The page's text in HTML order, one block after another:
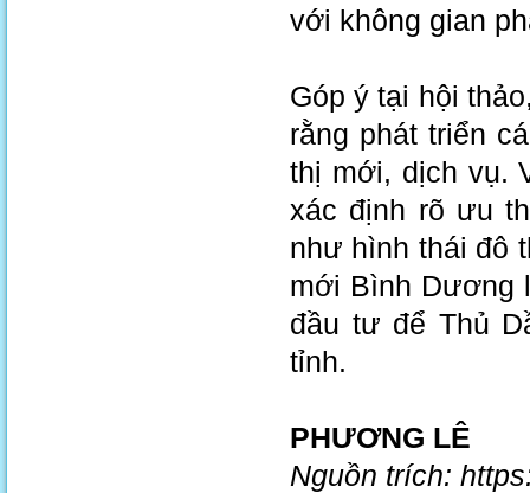
với không gian
Góp ý tại hội
rằng phát triển
thị mới, dịch vụ.
xác định rõ ưu
như hình thái đô
mới Bình Dương
đầu tư để Thủ
tỉnh.
PHƯƠNG LÊ
Nguồn trích: